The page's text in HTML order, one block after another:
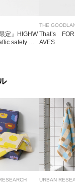
限定』HIGHW
safety TO
That’s FOR
AVES
URBAN